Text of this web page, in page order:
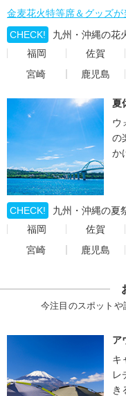
金麦花火特等席＆グッズが
CHECK!
九州・沖縄の花
福岡
佐賀
宮崎
鹿児島
夏
ウ
の
か
CHECK!
九州・沖縄の夏
福岡
佐賀
宮崎
鹿児島
今注目のスポット
ア
キ
レ
き